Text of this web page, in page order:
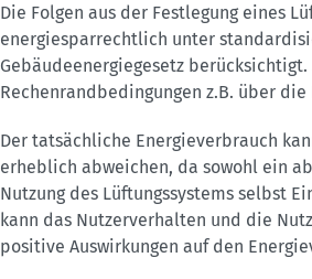
Die Folgen aus der Festlegung eines
energiesparrechtlich unter
Gebäudeenergiegesetz
Rechenrandbedingungen z.B. über die
Der tatsächliche Energieverbrauch
erheblich abweichen, da sowohl ein
Nutzung des Lüftungssystems selbst
kann das Nutzerverhalten und die
positive Auswirkungen auf den